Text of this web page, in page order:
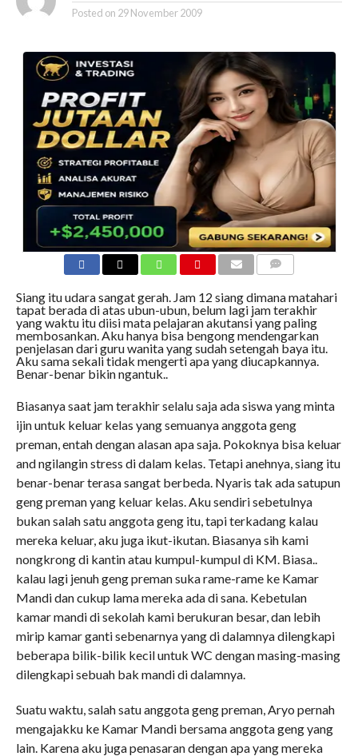
Posted on 29 November 2009
Siang itu udara sangat gerah. Jam 12 siang dimana matahari
tapat berada di atas ubun-ubun, belum lagi jam terakhir
yang waktu itu diisi mata pelajaran akutansi yang paling
membosankan. Aku hanya bisa bengong mendengarkan
penjelasan dari guru wanita yang sudah setengah baya itu.
Aku sama sekali tidak mengerti apa yang diucapkannya.
Benar-benar bikin ngantuk..
Biasanya saat jam terakhir selalu saja ada siswa yang minta
ijin untuk keluar kelas yang semuanya anggota geng
preman, entah dengan alasan apa saja. Pokoknya bisa keluar
and ngilangin stress di dalam kelas. Tetapi anehnya, siang itu
benar-benar terasa sangat berbeda. Nyaris tak ada satupun
geng preman yang keluar kelas. Aku sendiri sebetulnya
bukan salah satu anggota geng itu, tapi terkadang kalau
mereka keluar, aku juga ikut-ikutan. Biasanya sih kami
nongkrong di kantin atau kumpul-kumpul di KM. Biasa..
kalau lagi jenuh geng preman suka rame-rame ke Kamar
Mandi dan cukup lama mereka ada di sana. Kebetulan
kamar mandi di sekolah kami berukuran besar, dan lebih
mirip kamar ganti sebenarnya yang di dalamnya dilengkapi
beberapa bilik-bilik kecil untuk WC dengan masing-masing
dilengkapi sebuah bak mandi di dalamnya.
Suatu waktu, salah satu anggota geng preman, Aryo pernah
mengajakku ke Kamar Mandi bersama anggota geng yang
lain. Karena aku juga penasaran dengan apa yang mereka